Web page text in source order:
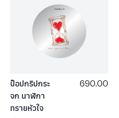
ป็อปกริปกระ
จก นาฬิกา
ทรายหัวใจ
690.00